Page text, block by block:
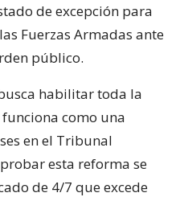
de excepción para
Fuerzas Armadas ante
público.
habilitar toda la
como una
en el Tribunal
esta reforma se
de 4/7 que excede